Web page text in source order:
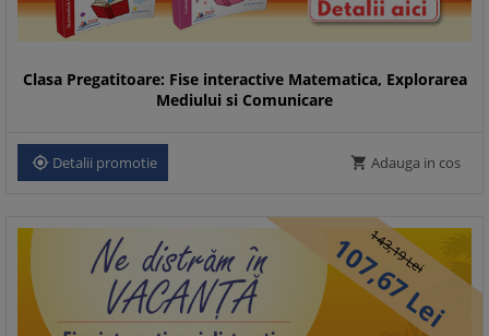
Clasa Pregatitoare: Fise interactive Matematica, Explorarea
Mediului si Comunicare
 Detalii promotie  Adauga in cos
143,19Lei
107,67Lei